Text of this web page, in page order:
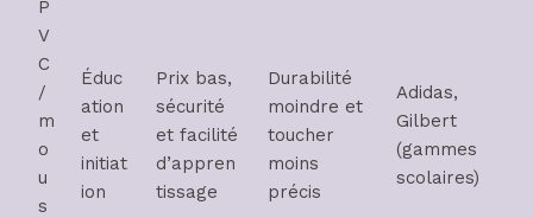
P
V
C
/
m
o
u
s
Éduc
ation
et
initiat
ion
Prix bas,
sécurité
et facilité
d’appren
tissage
Durabilité
moindre et
toucher
moins
précis
Adidas,
Gilbert
(gammes
scolaires)